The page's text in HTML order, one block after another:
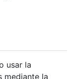
usar la
mediante la